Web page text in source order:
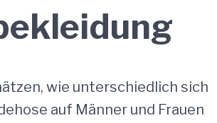
wie unterschiedlich sich
auf Männer und Frauen